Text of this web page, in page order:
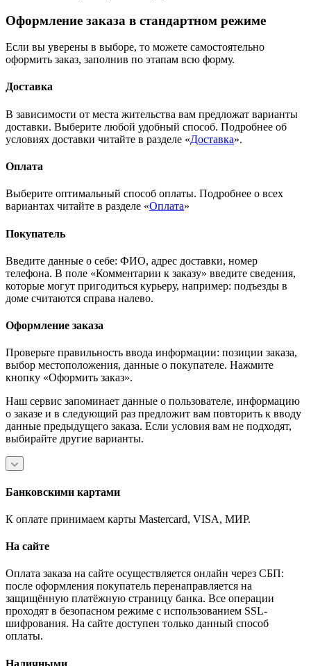
Оформление заказа в стандартном режиме
Если вы уверены в выборе, то можете самостоятельно
оформить заказ, заполнив по этапам всю форму.
Доставка
В зависимости от места жительства вам предложат варианты
доставки. Выберите любой удобный способ. Подробнее об
условиях доставки читайте в разделе «Доставка».
Оплата
Выберите оптимальный способ оплаты. Подробнее о всех
вариантах читайте в разделе «Оплата»
Покупатель
Введите данные о себе: ФИО, адрес доставки, номер
телефона. В поле «Комментарии к заказу» введите сведения,
которые могут пригодиться курьеру, например: подъезды в
доме считаются справа налево.
Оформление заказа
Проверьте правильность ввода информации: позиции заказа,
выбор местоположения, данные о покупателе. Нажмите
кнопку «Оформить заказ».
Наш сервис запоминает данные о пользователе, информацию
о заказе и в следующий раз предложит вам повторить к вводу
данные предыдущего заказа. Если условия вам не подходят,
выбирайте другие варианты.
Банковскими картами
К оплате принимаем карты Mastercard, VISA, МИР.
На сайте
Оплата заказа на сайте осуществляется онлайн через СБП:
после оформления покупатель перенаправляется на
защищённую платёжную страницу банка. Все операции
проходят в безопасном режиме с использованием SSL-
шифрования. На сайте доступен только данный способ
оплаты.
Наличными